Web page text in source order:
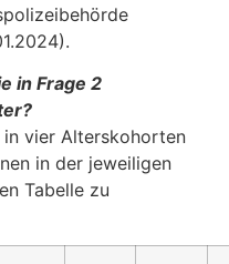
in Frage 2
in vier Alterskohorten
in der jeweiligen
Tabelle zu